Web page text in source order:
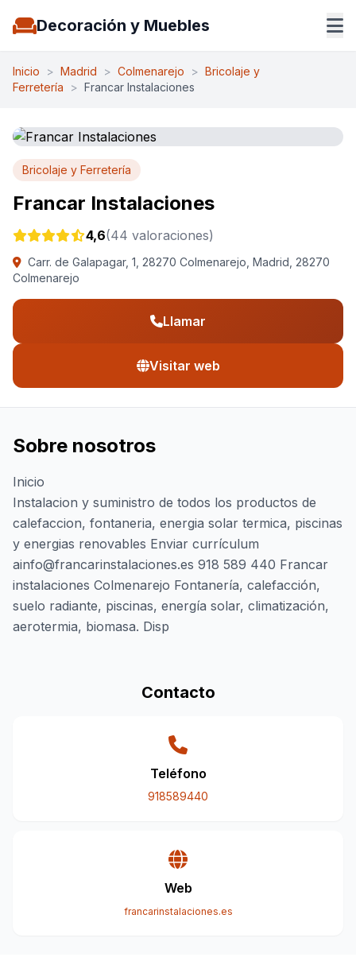
Decoración y Muebles
Inicio > Madrid > Colmenarejo > Bricolaje y
Ferretería
> Francar Instalaciones
Bricolaje y Ferretería
Francar Instalaciones
4,6(44 valoraciones)
Carr. de Galapagar, 1, 28270 Colmenarejo, Madrid, 28270
Colmenarejo
Llamar
Visitar web
Sobre nosotros
Inicio
Instalacion y suministro de todos los productos de
calefaccion, fontaneria, energia solar termica, piscinas
y energias renovables Enviar currículum
ainfo@francarinstalaciones.es 918 589 440 Francar
instalaciones Colmenarejo Fontanería, calefacción,
suelo radiante, piscinas, energía solar, climatización,
aerotermia, biomasa. Disp
Contacto
Teléfono
918589440
Web
francarinstalaciones.es